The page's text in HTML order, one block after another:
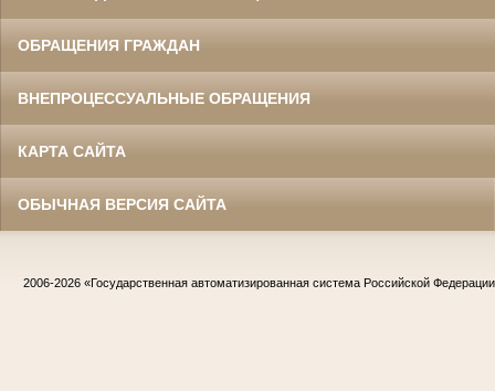
ОБРАЩЕНИЯ ГРАЖДАН
ВНЕПРОЦЕССУАЛЬНЫЕ ОБРАЩЕНИЯ
КАРТА САЙТА
ОБЫЧНАЯ ВЕРСИЯ САЙТА
2006-2026 «Государственная автоматизированная система Российской